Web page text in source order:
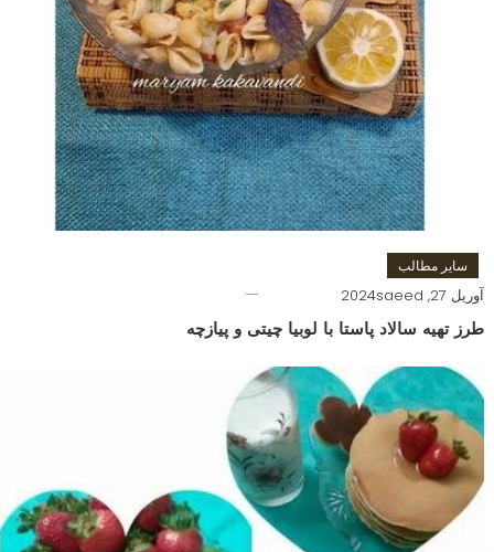
سایر مطالب
آوریل 27, 2024 saeed
طرز تهیه سالاد پاستا با لوبیا چیتی و پیازچه